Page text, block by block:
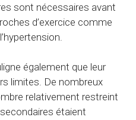
sont nécessaires avant
d’exercice comme
également que leur
limites. De nombreux
relativement restreint
étaient